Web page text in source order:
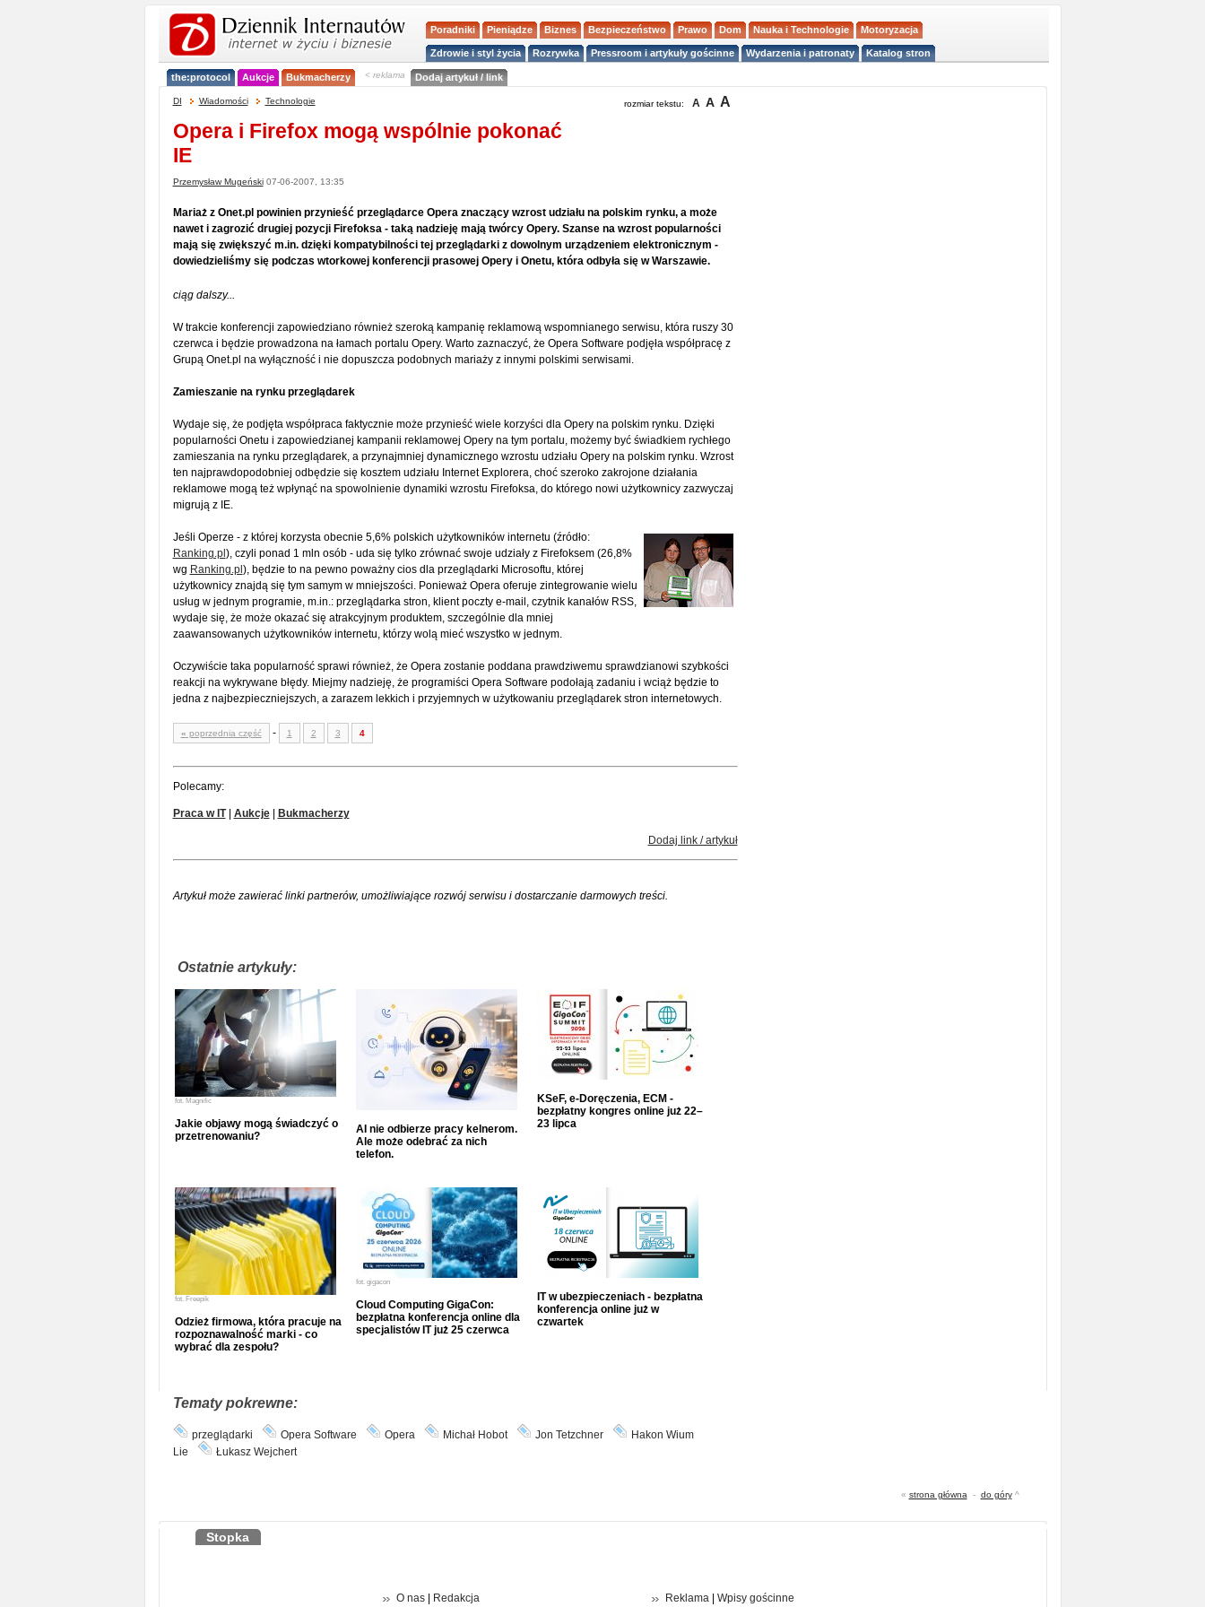
Poradniki Pieniądze Biznes Bezpieczeństwo Prawo Dom Nauka i Technologie Motoryzacja
Zdrowie i styl życia Rozrywka Pressroom i artykuły gościnne Wydarzenia i patronaty Katalog stron
the:protocol Aukcje Bukmacherzy < reklama Dodaj artykuł / link
DI Wiadomości Technologie rozmiar tekstu: A A A
Opera i Firefox mogą wspólnie pokonać
IE
Przemysław Mugeński07-06-2007, 13:35
Mariaż z Onet.pl powinien przynieść przeglądarce Opera znaczący wzrost udziału na polskim rynku, a może
nawet i zagrozić drugiej pozycji Firefoksa - taką nadzieję mają twórcy Opery. Szanse na wzrost popularności
mają się zwiększyć m.in. dzięki kompatybilności tej przeglądarki z dowolnym urządzeniem elektronicznym -
dowiedzieliśmy się podczas wtorkowej konferencji prasowej Opery i Onetu, która odbyła się w Warszawie.
ciąg dalszy...
W trakcie konferencji zapowiedziano również szeroką kampanię reklamową wspomnianego serwisu, która ruszy 30
czerwca i będzie prowadzona na łamach portalu Opery. Warto zaznaczyć, że Opera Software podjęła współpracę z
Grupą Onet.pl na wyłączność i nie dopuszcza podobnych mariaży z innymi polskimi serwisami.
Zamieszanie na rynku przeglądarek
Wydaje się, że podjęta współpraca faktycznie może przynieść wiele korzyści dla Opery na polskim rynku. Dzięki
popularności Onetu i zapowiedzianej kampanii reklamowej Opery na tym portalu, możemy być świadkiem rychłego
zamieszania na rynku przeglądarek, a przynajmniej dynamicznego wzrostu udziału Opery na polskim rynku. Wzrost
ten najprawdopodobniej odbędzie się kosztem udziału Internet Explorera, choć szeroko zakrojone działania
reklamowe mogą też wpłynąć na spowolnienie dynamiki wzrostu Firefoksa, do którego nowi użytkownicy zazwyczaj
migrują z IE.
Jeśli Operze - z której korzysta obecnie 5,6% polskich użytkowników internetu (źródło:
Ranking.pl ), czyli ponad 1 mln osób - uda się tylko zrównać swoje udziały z Firefoksem (26,8%
wg Ranking.pl ), będzie to na pewno poważny cios dla przeglądarki Microsoftu, której
użytkownicy znajdą się tym samym w mniejszości. Ponieważ Opera oferuje zintegrowanie wielu
usług w jednym programie, m.in.: przeglądarka stron, klient poczty e-mail, czytnik kanałów RSS,
wydaje się, że może okazać się atrakcyjnym produktem, szczególnie dla mniej
zaawansowanych użytkowników internetu, którzy wolą mieć wszystko w jednym.
Oczywiście taka popularność sprawi również, że Opera zostanie poddana prawdziwemu sprawdzianowi szybkości
reakcji na wykrywane błędy. Miejmy nadzieję, że programiści Opera Software podołają zadaniu i wciąż będzie to
jedna z najbezpieczniejszych, a zarazem lekkich i przyjemnych w użytkowaniu przeglądarek stron internetowych.
« poprzednia część - 1 2 3 4
Polecamy:
Praca w IT| Aukcje| Bukmacherzy
Dodaj link / artykuł
Artykuł może zawierać linki partnerów, umożliwiające rozwój serwisu i dostarczanie darmowych treści.
Ostatnie artykuły:
fot. Magnific
Jakie objawy mogą świadczyć o
przetrenowaniu?
AI nie odbierze pracy kelnerom.
Ale może odebrać za nich
telefon.
KSeF, e-Doręczenia, ECM -
bezpłatny kongres online już 22–
23 lipca
fot. Freepik
Odzież firmowa, która pracuje na
rozpoznawalność marki - co
wybrać dla zespołu?
fot. gigacon
Cloud Computing GigaCon:
bezpłatna konferencja online dla
specjalistów IT już 25 czerwca
IT w ubezpieczeniach - bezpłatna
konferencja online już w
czwartek
Tematy pokrewne:
przeglądarki Opera Software Opera Michał Hobot Jon Tetzchner
Hakon Wium
Lie
Łukasz Wejchert
« strona główna - do góry^
Stopka
O nas| Redakcja Reklama| Wpisy gościnne